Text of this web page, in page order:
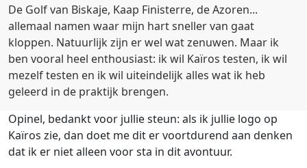
De Golf van Biskaje, Kaap Finisterre, de Azoren...
allemaal namen waar mijn hart sneller van gaat
kloppen. Natuurlijk zijn er wel wat zenuwen. Maar ik
ben vooral heel enthousiast: ik wil Kaïros testen, ik wil
mezelf testen en ik wil uiteindelijk alles wat ik heb
geleerd in de praktijk brengen.
Opinel, bedankt voor jullie steun: als ik jullie logo op
Kaïros zie, dan doet me dit er voortdurend aan denken
dat ik er niet alleen voor sta in dit avontuur.